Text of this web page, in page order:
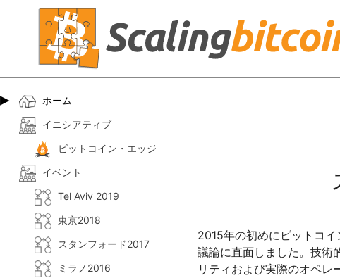
ホーム
イニシアティブ
ビットコイン・エッジ
イベント
Tel Aviv 2019
東京2018
スタンフォード2017
ミラノ2016
2015年の初めにビットコ
議論に直面しました。技術
リティおよび実際のオペ